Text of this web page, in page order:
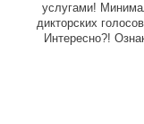
услугами!
дикторских
Интересно?!